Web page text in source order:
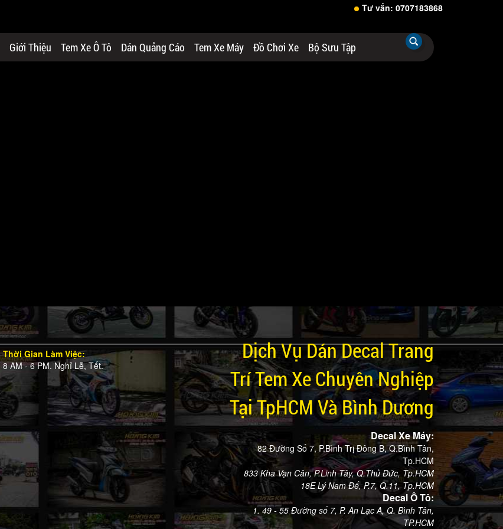
Tư vấn: 0707183868
Giới Thiệu Tem Xe Ô Tô Dán Quảng Cáo Tem Xe Máy Đồ Chơi Xe
Bộ Sưu Tập
Thời Gian Làm Việc:
8 AM - 6 PM. Nghỉ Lễ, Tết.
Dịch Vụ Dán Decal Trang
Trí Tem Xe Chuyên Nghiệp
Tại TpHCM Và Bình Dương
Decal Xe Máy:
82 Đường Số 7, P.Bình Trị Đông B, Q.Bình Tân,
Tp.HCM
833 Kha Vạn Cân, P.Linh Tây, Q.Thủ Đức, Tp.HCM
18E Lý Nam Đế, P.7, Q.11, Tp.HCM
Decal Ô Tô:
1. 49 - 55 Đường số 7, P. An Lạc A, Q. Bình Tân,
TP.HCM